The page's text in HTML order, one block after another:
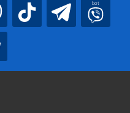
bot